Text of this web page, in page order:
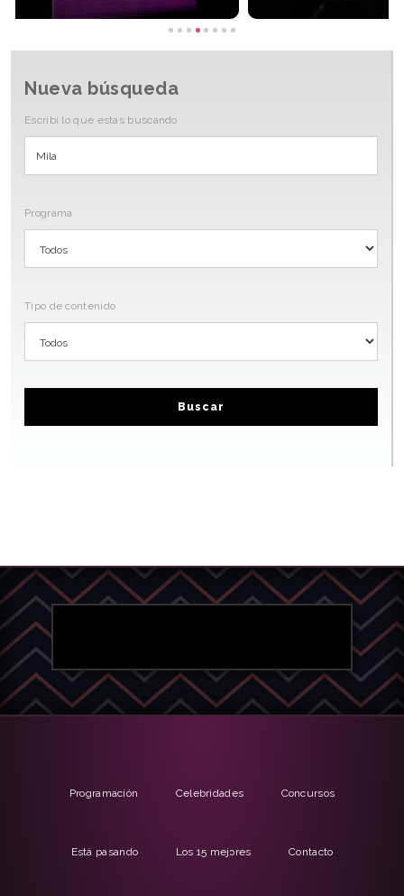
Nueva búsqueda
Escribi lo que estas buscando
Programa
Tipo de contenido
Buscar
Programación Celebridades Concursos
Está pasando Los 15 mejores Contacto